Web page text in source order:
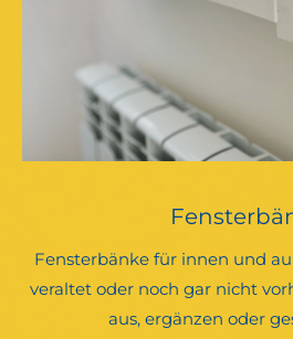
Fensterbänke für innen und
veraltet oder noch gar nicht
aus, ergänzen oder